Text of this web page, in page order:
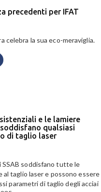
precedenti per IFAT
celebra la sua eco-meraviglia.
e le lamiere
qualsiasi
di taglio laser
SSAB soddisfano tutte le
al taglio laser e possono essere
parametri di taglio degli acciai